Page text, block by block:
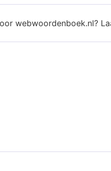
webwoordenboek.nl?